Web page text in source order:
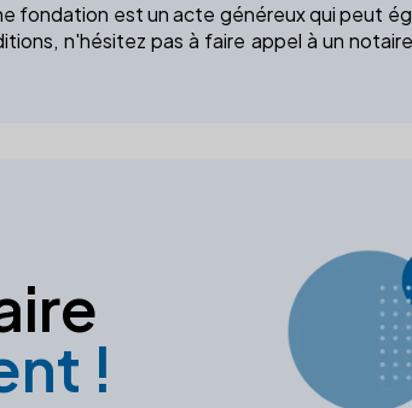
fondation est un acte généreux qui peut
n'hésitez pas à faire appel à un
!